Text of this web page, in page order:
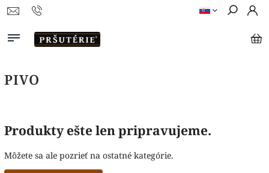
PIVO
Produkty ešte len pripravujeme.
Môžete sa ale pozrieť na ostatné kategórie.